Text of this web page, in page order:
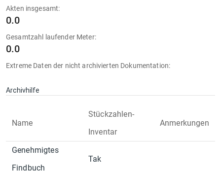
Akten insgesamt:
0.0
Gesamtzahl laufender Meter:
0.0
Extreme Daten der nicht archivierten Dokumentation:
Archivhilfe
Name
Stückzahlen-
Inventar
Anmerkungen
Genehmigtes
Findbuch
Tak